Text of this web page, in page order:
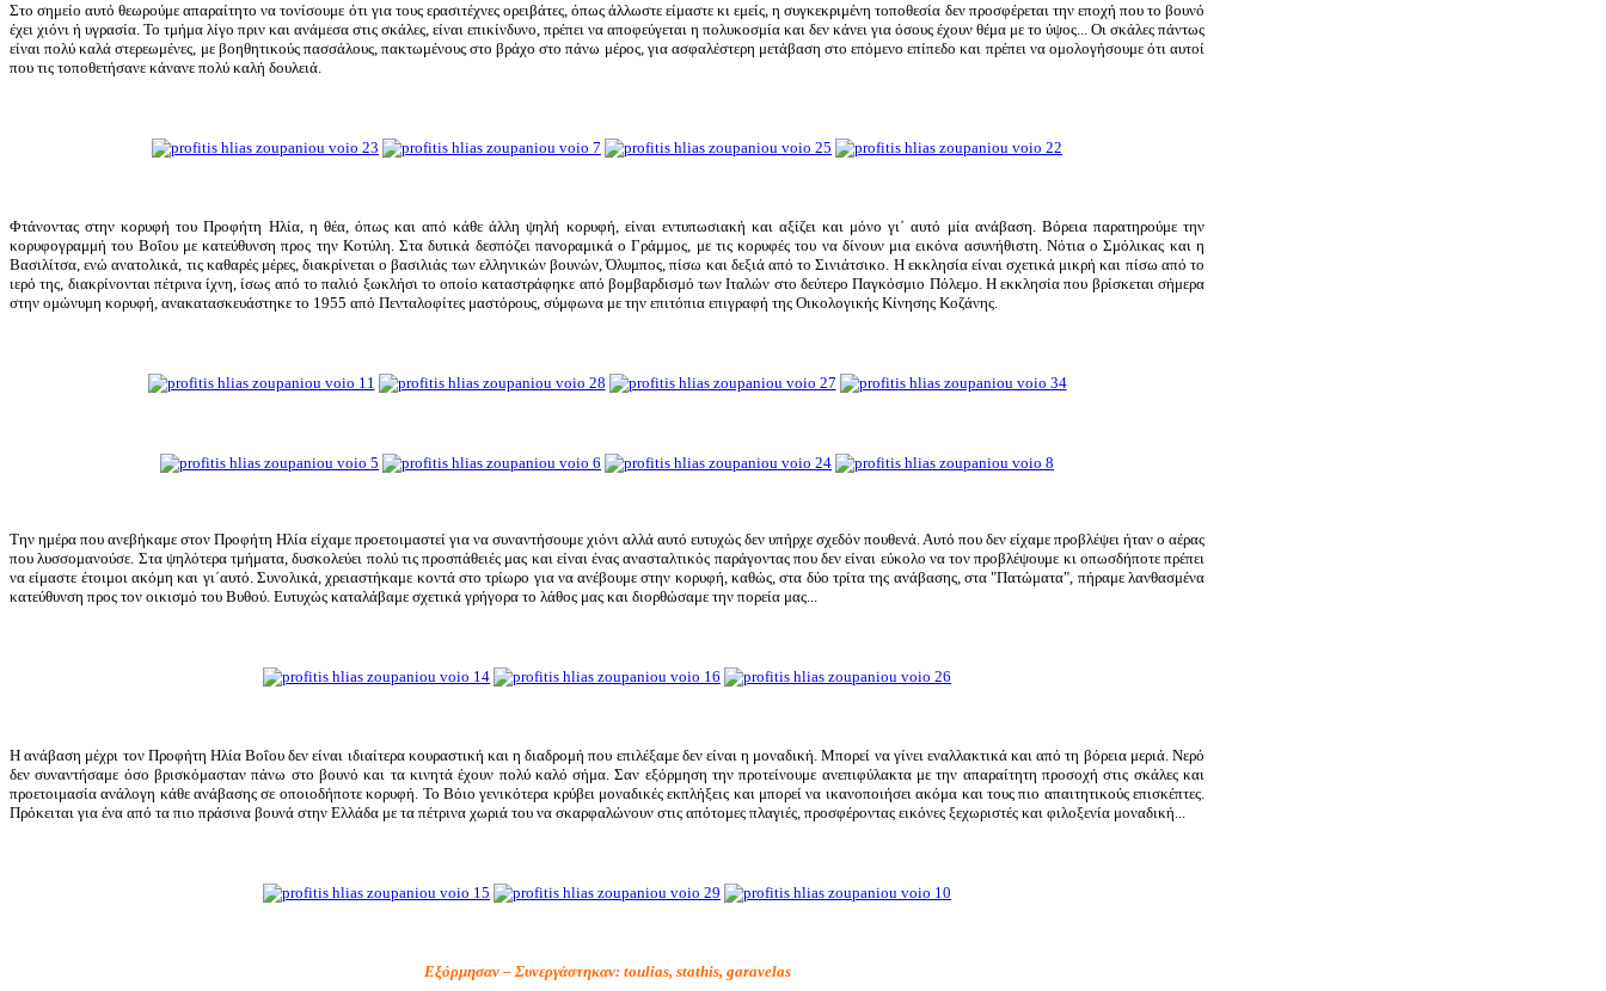
Στο σημείο αυτό θεωρούμε απαραίτητο να τονίσουμε ότι για τους ερασιτέχνες ορειβάτες, όπως άλλωστε είμαστε κι εμείς, η συγκεκριμένη τοποθεσία δεν προσφέρεται την εποχή που το βουνό
έχει χιόνι ή υγρασία. Το τμήμα λίγο πριν και ανάμεσα στις σκάλες, είναι επικίνδυνο, πρέπει να αποφεύγεται η πολυκοσμία και δεν κάνει για όσους έχουν θέμα με το ύψος... Οι σκάλες πάντως
είναι πολύ καλά στερεωμένες, με βοηθητικούς πασσάλους, πακτωμένους στο βράχο στο πάνω μέρος, για ασφαλέστερη μετάβαση στο επόμενο επίπεδο και πρέπει να ομολογήσουμε ότι αυτοί
που τις τοποθετήσανε κάνανε πολύ καλή δουλειά.
Φτάνοντας στην κορυφή του Προφήτη Ηλία, η θέα, όπως και από κάθε άλλη ψηλή κορυφή, είναι εντυπωσιακή και αξίζει και μόνο γι΄ αυτό μία ανάβαση. Βόρεια παρατηρούμε την
κορυφογραμμή του Βοΐου με κατεύθυνση προς την Κοτύλη. Στα δυτικά δεσπόζει πανοραμικά ο Γράμμος, με τις κορυφές του να δίνουν μια εικόνα ασυνήθιστη. Νότια ο Σμόλικας και η
Βασιλίτσα, ενώ ανατολικά, τις καθαρές μέρες, διακρίνεται ο βασιλιάς των ελληνικών βουνών, Όλυμπος, πίσω και δεξιά από το Σινιάτσικο. Η εκκλησία είναι σχετικά μικρή και πίσω από το
ιερό της, διακρίνονται πέτρινα ίχνη, ίσως από το παλιό ξωκλήσι το οποίο καταστράφηκε από βομβαρδισμό των Ιταλών στο δεύτερο Παγκόσμιο Πόλεμο. Η εκκλησία που βρίσκεται σήμερα
στην ομώνυμη κορυφή, ανακατασκευάστηκε το 1955 από Πενταλοφίτες μαστόρους, σύμφωνα με την επιτόπια επιγραφή της Οικολογικής Κίνησης Κοζάνης.
Την ημέρα που ανεβήκαμε στον Προφήτη Ηλία είχαμε προετοιμαστεί για να συναντήσουμε χιόνι αλλά αυτό ευτυχώς δεν υπήρχε σχεδόν πουθενά. Αυτό που δεν είχαμε προβλέψει ήταν ο αέρας
που λυσσομανούσε. Στα ψηλότερα τμήματα, δυσκολεύει πολύ τις προσπάθειές μας και είναι ένας ανασταλτικός παράγοντας που δεν είναι εύκολο να τον προβλέψουμε κι οπωσδήποτε πρέπει
να είμαστε έτοιμοι ακόμη και γι΄αυτό. Συνολικά, χρειαστήκαμε κοντά στο τρίωρο για να ανέβουμε στην κορυφή, καθώς, στα δύο τρίτα της ανάβασης, στα "Πατώματα", πήραμε λανθασμένα
κατεύθυνση προς τον οικισμό του Βυθού. Ευτυχώς καταλάβαμε σχετικά γρήγορα το λάθος μας και διορθώσαμε την πορεία μας...
Η ανάβαση μέχρι τον Προφήτη Ηλία Βοΐου δεν είναι ιδιαίτερα κουραστική και η διαδρομή που επιλέξαμε δεν είναι η μοναδική. Μπορεί να γίνει εναλλακτικά και από τη βόρεια μεριά. Νερό
δεν συναντήσαμε όσο βρισκόμασταν πάνω στο βουνό και τα κινητά έχουν πολύ καλό σήμα. Σαν εξόρμηση την προτείνουμε ανεπιφύλακτα με την απαραίτητη προσοχή στις σκάλες και
προετοιμασία ανάλογη κάθε ανάβασης σε οποιοδήποτε κορυφή. Το Βόιο γενικότερα κρύβει μοναδικές εκπλήξεις και μπορεί να ικανοποιήσει ακόμα και τους πιο απαιτητικούς επισκέπτες.
Πρόκειται για ένα από τα πιο πράσινα βουνά στην Ελλάδα με τα πέτρινα χωριά του να σκαρφαλώνουν στις απότομες πλαγιές, προσφέροντας εικόνες ξεχωριστές και φιλοξενία μοναδική...
Εξόρμησαν – Συνεργάστηκαν: toulias, stathis, garavelas